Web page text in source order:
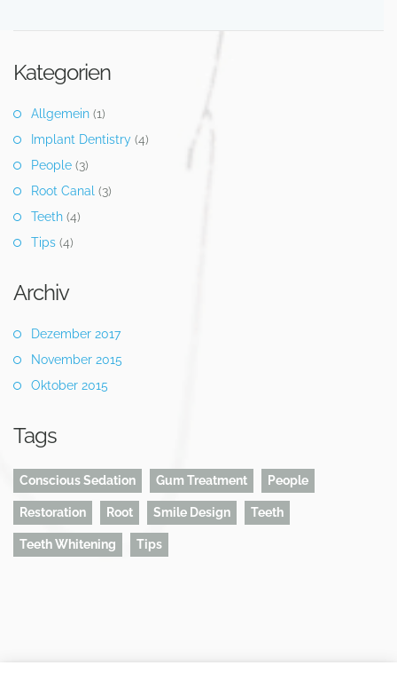
Kategorien
Allgemein (1)
Implant Dentistry (4)
People (3)
Root Canal (3)
Teeth (4)
Tips (4)
Archiv
Dezember 2017
November 2015
Oktober 2015
Tags
Conscious Sedation Gum Treatment People
Restoration Root Smile Design Teeth
Teeth Whitening Tips